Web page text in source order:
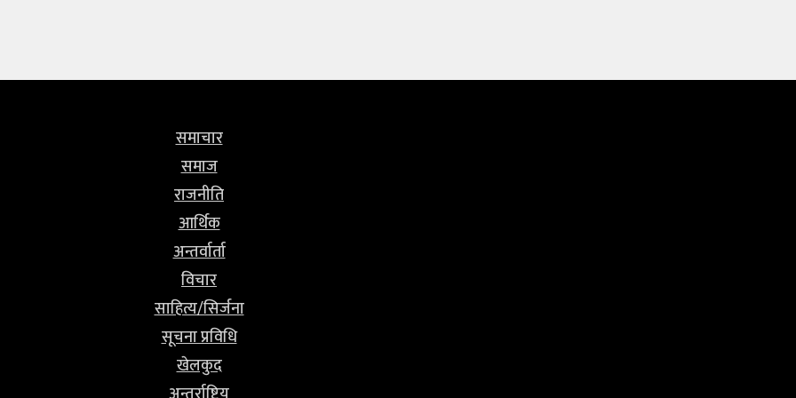
समाचार
समाज
राजनीति
आर्थिक
अन्तर्वार्ता
विचार
साहित्य/सिर्जना
सूचना प्रविधि
खेलकुद